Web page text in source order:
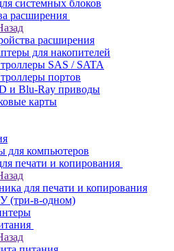
системных блоков
расширения
расширения
для накопителей
SAS / SATA
портов
и Blu-Ray приводы
карты
для компьютеров
печати и копирования
для печати и копирования
(три-в-одном)